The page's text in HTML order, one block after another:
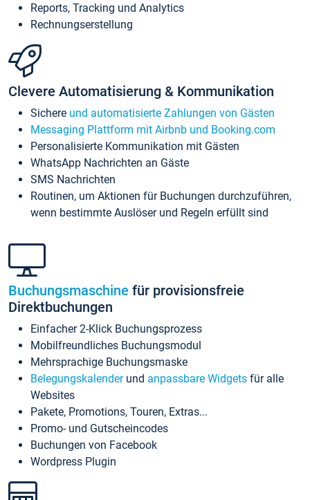
Reports, Tracking und Analytics
Rechnungserstellung
Clevere Automatisierung & Kommunikation
Sichere und automatisierte Zahlungen von Gästen
Messaging Plattform mit Airbnb und Booking.com
Personalisierte Kommunikation mit Gästen
WhatsApp Nachrichten an Gäste
SMS Nachrichten
Routinen, um Aktionen für Buchungen durchzuführen,
wenn bestimmte Auslöser und Regeln erfüllt sind
Buchungsmaschine für provisionsfreie
Direktbuchungen
Einfacher 2-Klick Buchungsprozess
Mobilfreundliches Buchungsmodul
Mehrsprachige Buchungsmaske
Belegungskalenderund anpassbare Widgets für alle
Websites
Pakete, Promotions, Touren, Extras...
Promo- und Gutscheincodes
Buchungen von Facebook
Wordpress Plugin